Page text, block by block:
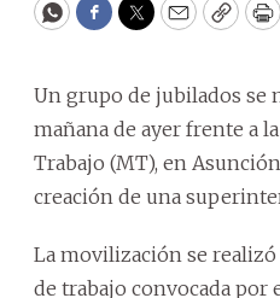
WhatsApp
Facebook
Twitter
EmailCopy
Un grupo de jubilados se
mañana de ayer frente a
Trabajo (MT), en
creación de una
La movilización se realizó
de trabajo convocada por